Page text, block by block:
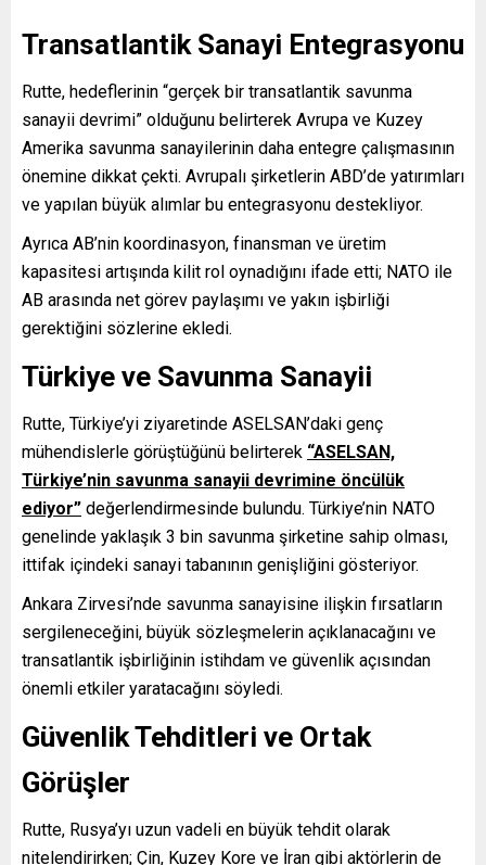
Transatlantik Sanayi Entegrasyonu
Rutte, hedeflerinin “gerçek bir transatlantik savunma
sanayii devrimi” olduğunu belirterek Avrupa ve Kuzey
Amerika savunma sanayilerinin daha entegre çalışmasının
önemine dikkat çekti. Avrupalı şirketlerin ABD’de yatırımları
ve yapılan büyük alımlar bu entegrasyonu destekliyor.
Ayrıca AB’nin koordinasyon, finansman ve üretim
kapasitesi artışında kilit rol oynadığını ifade etti; NATO ile
AB arasında net görev paylaşımı ve yakın işbirliği
gerektiğini sözlerine ekledi.
Türkiye ve Savunma Sanayii
Rutte, Türkiye’yi ziyaretinde ASELSAN’daki genç
mühendislerle görüştüğünü belirterek “ASELSAN,
Türkiye’nin savunma sanayii devrimine öncülük
ediyor” değerlendirmesinde bulundu. Türkiye’nin NATO
genelinde yaklaşık 3 bin savunma şirketine sahip olması,
ittifak içindeki sanayi tabanının genişliğini gösteriyor.
Ankara Zirvesi’nde savunma sanayisine ilişkin fırsatların
sergileneceğini, büyük sözleşmelerin açıklanacağını ve
transatlantik işbirliğinin istihdam ve güvenlik açısından
önemli etkiler yaratacağını söyledi.
Güvenlik Tehditleri ve Ortak
Görüşler
Rutte, Rusya’yı uzun vadeli en büyük tehdit olarak
nitelendirirken; Çin, Kuzey Kore ve İran gibi aktörlerin de